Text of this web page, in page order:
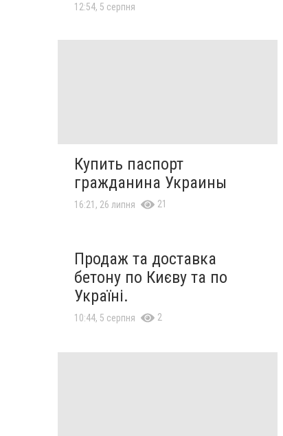
12:54, 5 серпня
Купить паспорт
гражданина Украины
16:21, 26 липня 21
Продаж та доставка
бетону по Києву та по
Україні.
10:44, 5 серпня 2